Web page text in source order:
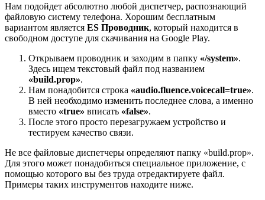
Нам подойдет абсолютно любой диспетчер, распознающий
файловую систему телефона. Хорошим бесплатным
вариантом является ES Проводник, который находится в
свободном доступе для скачивания на Google Play.
Открываем проводник и заходим в папку «/system».
Здесь ищем текстовый файл под названием
«build.prop».
Нам понадобится строка «audio.fluence.voicecall=true».
В ней необходимо изменить последнее слова, а именно
вместо «true» вписать «false».
После этого просто перезагружаем устройство и
тестируем качество связи.
Не все файловые диспетчеры определяют папку «build.prop».
Для этого может понадобиться специальное приложение, с
помощью которого вы без труда отредактируете файл.
Примеры таких инструментов находите ниже.